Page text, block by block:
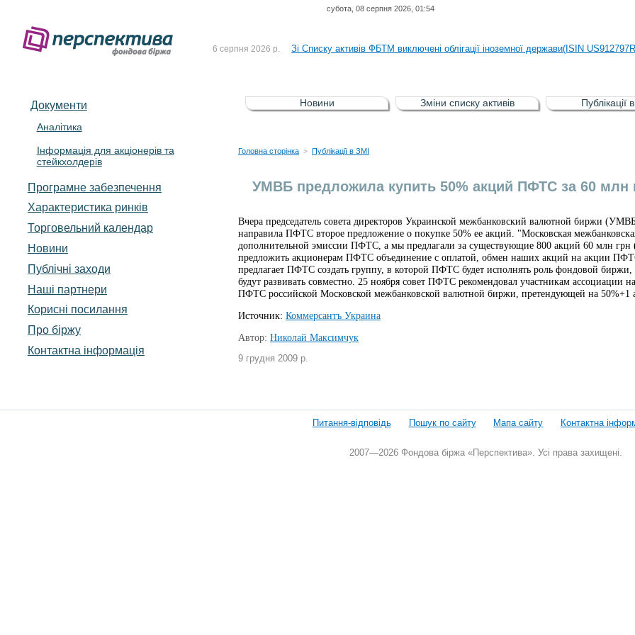
субота, 08 серпня 2026, 01:54
До Списку активів регульованого фондового ринку (РФР) включена
6 серпня 2026 р. Зі Списку активів ФБТМ виключені облігації іноземної держави(ISIN
5 серпня 2026 р. Зі списку активів РФР виключені Облігація внутрішніх державних позик
4 серпня 2026 р. До Списку активів регульованого фондового ринку (РФР) включена
Документи
Аналітика
Інформація для акціонерів та
стейкхолдерів
Програмне забезпечення
Характеристика pинків
Торговельний календар
Новини
Публічні заходи
Наші партнери
Корисні посилання
Про біржу
Контактна інформація
Новини Зміни списку активів Публікації
Головна сторінка > Публікації в ЗМІ
УМВБ предложила купить 50% акций ПФТС за 60 млн
Вчера председатель совета директоров Украинской межбанковский валютной биржи
направила ПФТС второе предложение о покупке 50% ее акций. "Московская
дополнительной эмиссии ПФТС, а мы предлагали за существующие 800 акций 60 млн
предложить акционерам ПФТС объединение с оплатой, обмен наших акций на акции
предлагает ПФТС создать группу, в которой ПФТС будет исполнять роль фондовой
будут развивать совместно. 25 ноября совет ПФТС рекомендовал участникам ассоциации
ПФТС российской Московской межбанковской валютной биржи, претендующей на
Источник: Коммерсантъ Украина
Автор: Николай Максимчук
9 грудня 2009 р.
Питання-відповідь Пошук по сайту Мапа сайту Контактна
2007—2026 Фондова біржа «Перспектива». Усі права захищені.